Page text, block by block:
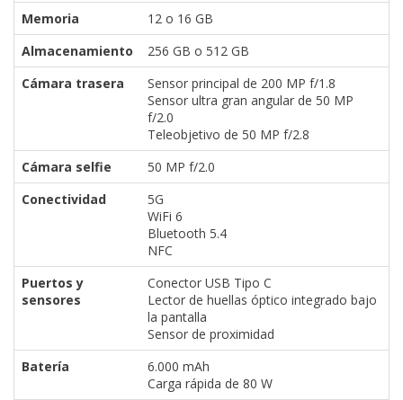
Memoria
12 o 16 GB
Almacenamiento
256 GB o 512 GB
Cámara trasera
Sensor principal de 200 MP f/1.8
Sensor ultra gran angular de 50 MP
f/2.0
Teleobjetivo de 50 MP f/2.8
Cámara selfie
50 MP f/2.0
Conectividad
5G
WiFi 6
Bluetooth 5.4
NFC
Puertos y
sensores
Conector USB Tipo C
Lector de huellas óptico integrado bajo
la pantalla
Sensor de proximidad
Batería
6.000 mAh
Carga rápida de 80 W